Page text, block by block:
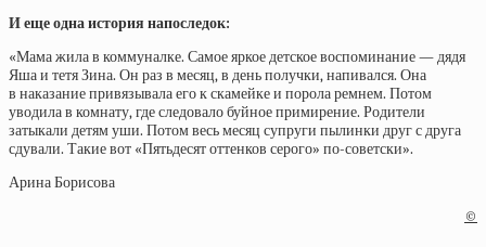
И еще одна история напоследок:
«Мама жила в коммуналке. Самое яркое детское воспоминание — дядя
Яша и тетя Зина. Он раз в месяц, в день получки, напивался. Она
в наказание привязывала его к скамейке и порола ремнем. Потом
уводила в комнату, где следовало буйное примирение. Родители
затыкали детям уши. Потом весь месяц супруги пылинки друг с друга
сдували. Такие вот «Пятьдесят оттенков серого» по-советски».
Арина Борисова
©